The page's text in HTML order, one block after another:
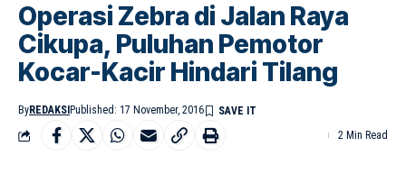
Operasi Zebra di Jalan Raya
Cikupa, Puluhan Pemotor
Kocar-Kacir Hindari Tilang
ByREDAKSI Published: 17 November, 2016
2 Min Read